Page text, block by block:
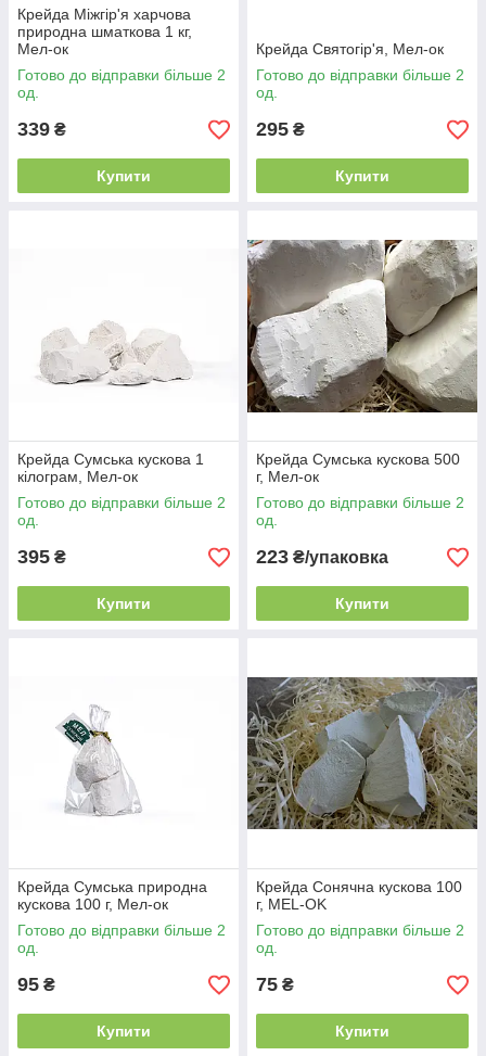
Крейда Міжгір'я харчова
природна шматкова 1 кг,
Мел-ок
Готово до відправки більше 2
од.
339 ₴
Купити
Крейда Святогір'я, Мел-ок
Готово до відправки більше 2
од.
295 ₴
Купити
Крейда Сумська кускова 1
кілограм, Мел-ок
Готово до відправки більше 2
од.
395 ₴
Купити
Крейда Сумська кускова 500
г, Мел-ок
Готово до відправки більше 2
од.
223 ₴/упаковка
Купити
Крейда Сумська природна
кускова 100 г, Мел-ок
Готово до відправки більше 2
од.
95 ₴
Купити
Крейда Сонячна кускова 100
г, MEL-OK
Готово до відправки більше 2
од.
75 ₴
Купити